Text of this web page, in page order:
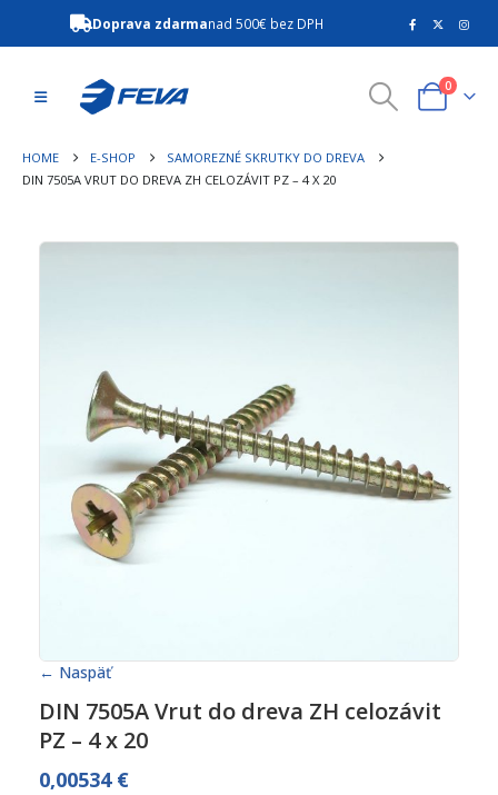
Doprava zdarmanad 500€ bez DPH
0
HOME E-SHOP
SAMOREZNÉ SKRUTKY DO DREVA
DIN 7505A VRUT DO DREVA ZH CELOZÁVIT PZ – 4 X 20
← Naspäť
DIN 7505A Vrut do dreva ZH celozávit
PZ – 4 x 20
0,00534 €